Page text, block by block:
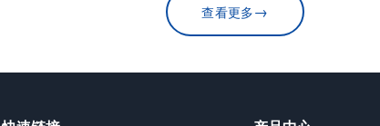
查看更多→